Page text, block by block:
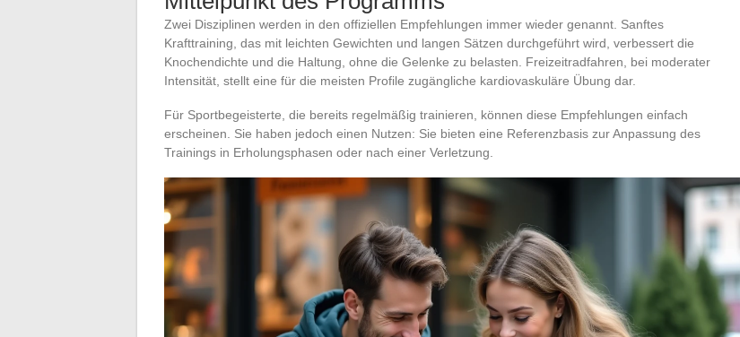
Zwei Disziplinen werden in den offiziellen Empfehlungen immer wieder genannt. Sanftes
Krafttraining, das mit leichten Gewichten und langen Sätzen durchgeführt wird, verbessert die
Knochendichte und die Haltung, ohne die Gelenke zu belasten. Freizeitradfahren, bei moderater
Intensität, stellt eine für die meisten Profile zugängliche kardiovaskuläre Übung dar.
Für Sportbegeisterte, die bereits regelmäßig trainieren, können diese Empfehlungen einfach
erscheinen. Sie haben jedoch einen Nutzen: Sie bieten eine Referenzbasis zur Anpassung des
Trainings in Erholungsphasen oder nach einer Verletzung.